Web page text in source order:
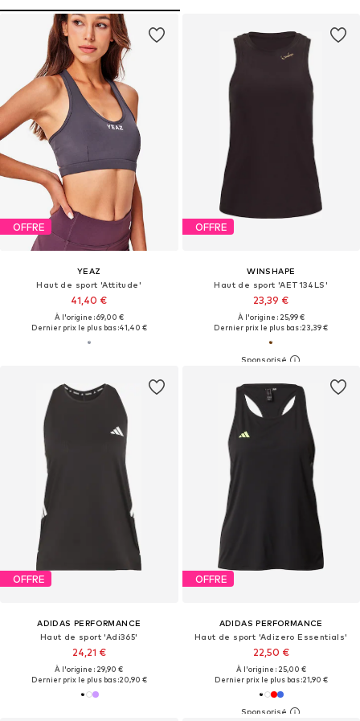
OFFRE
YEAZ
Haut de sport 'Attitude'
41,40 €
À l'origine : 69,00 €
Dernier prix le plus bas :41,40 €
OFFRE
WINSHAPE
Haut de sport 'AET134LS'
23,39 €
À l'origine : 25,99 €
Dernier prix le plus bas :23,39 €
OFFRE
ADIDAS PERFORMANCE
Haut de sport 'Adi365'
24,21 €
À l'origine : 29,90 €
Dernier prix le plus bas :20,90 €
OFFRE
ADIDAS PERFORMANCE
Haut de sport 'Adizero Essentials'
22,50 €
À l'origine : 25,00 €
Dernier prix le plus bas :21,90 €